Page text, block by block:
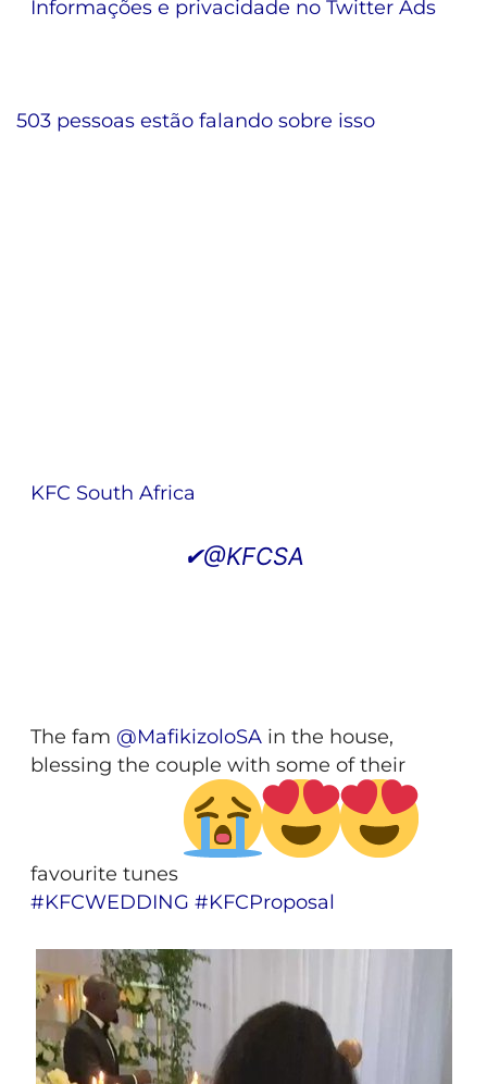
Informações e privacidade no Twitter Ads
503 pessoas estão falando sobre isso
KFC South Africa
✔@KFCSA
The fam @MafikizoloSAin the house,
blessing the couple with some of their
favourite tunes
#KFCWEDDING #KFCProposal